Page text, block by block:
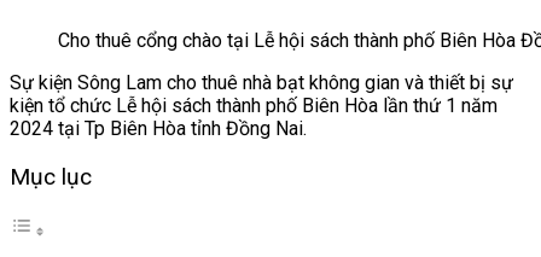
Cho thuê cổng chào tại Lễ hội sách thành phố Biên Hòa
Sự kiện Sông Lam cho thuê nhà bạt không gian và thiết bị sự
kiện tổ chức Lễ hội sách thành phố Biên Hòa lần thứ 1 năm
2024 tại Tp Biên Hòa tỉnh Đồng Nai.
Mục lục